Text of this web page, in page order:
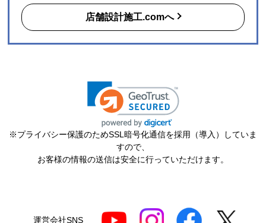
【このショップを選んだ理由は？】
購入した時点で最安価格でした。また、このショップ
を以前利用したことがあり、対応がとても良かったの
【注文からどのくらいで届きましたか？】
【その他感想・コメント】
ショップ選らんだ理由でも述べましたが、注文から配
送まで、そのつど連絡メールが届き状況が確実に把握
できとても満足しました。
ポルドブラ さん
店舗設計施工.comへ
※プライバシー保護のためSSL暗号化通信を採用（導入）していま
すので、
お客様の情報の送信は安全に行っていただけます。
運営会社SNS